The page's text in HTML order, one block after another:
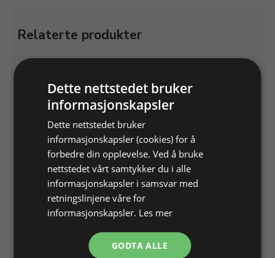
Relaterte produkter
Picard nylonhammer
270 mm
På lager
Holder til gullsmedbord
til støtte for ringrigle
Aluminium
147,00 NOK
Dette nettstedet bruker
informasjonskapsler
Dette nettstedet bruker
informasjonskapsler (cookies) for å
forbedre din opplevelse. Ved å bruke
nettstedet vårt samtykker du i alle
informasjonskapsler i samsvar med
retningslinjene våre for
informasjonskapsler. Les mer
GODTA ALLE